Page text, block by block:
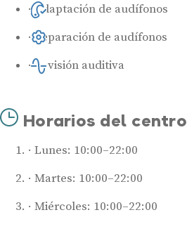
Adaptación de audífonos
Reparación de audífonos
Revisión auditiva
Horarios del centro
Lunes: 10:00–22:00
Martes: 10:00–22:00
Miércoles: 10:00–22:00